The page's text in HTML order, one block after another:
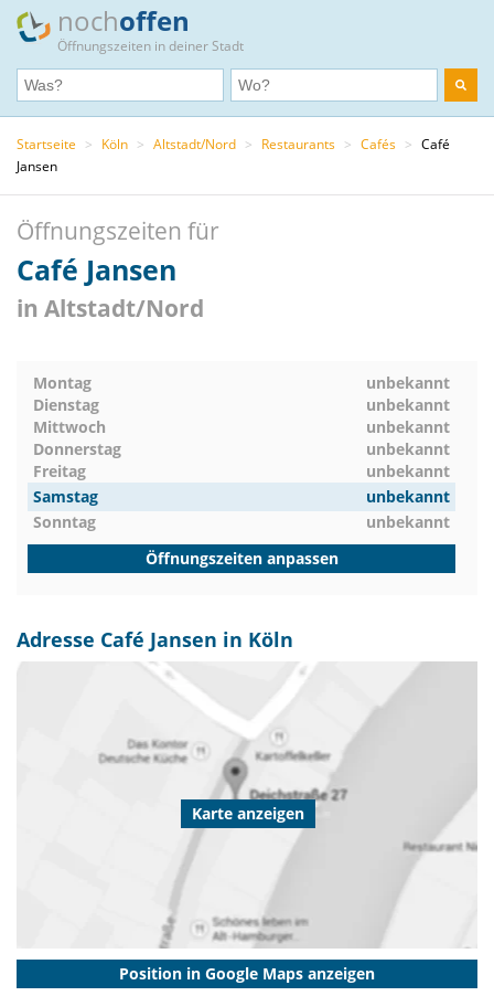
nochoffen
Öffnungszeiten in deiner Stadt
Startseite > Köln > Altstadt/Nord > Restaurants > Cafés > Café
Jansen
Öffnungszeiten für
Café Jansen
in Altstadt/Nord
Montag
unbekannt
Dienstag
unbekannt
Mittwoch
unbekannt
Donnerstag
unbekannt
Freitag
unbekannt
Samstag
unbekannt
Sonntag
unbekannt
Öffnungszeiten anpassen
Adresse Café Jansen in Köln
Karte anzeigen
Position in Google Maps anzeigen